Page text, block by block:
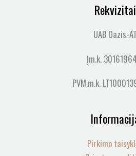
Rekvizitai
UAB Oazis-AT
Įm.k.
PVM.m.k.
Pirkimo